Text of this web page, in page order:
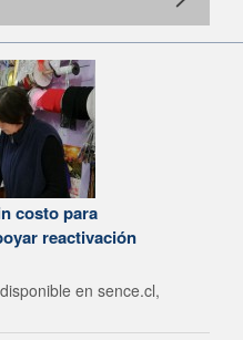
costo para
reactivación
en sence.cl,